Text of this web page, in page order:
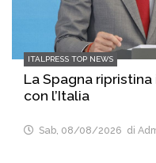
ITALPRESS TOP NEWS
La Spagna
con l’Italia
Sab, 08/08/2026 di